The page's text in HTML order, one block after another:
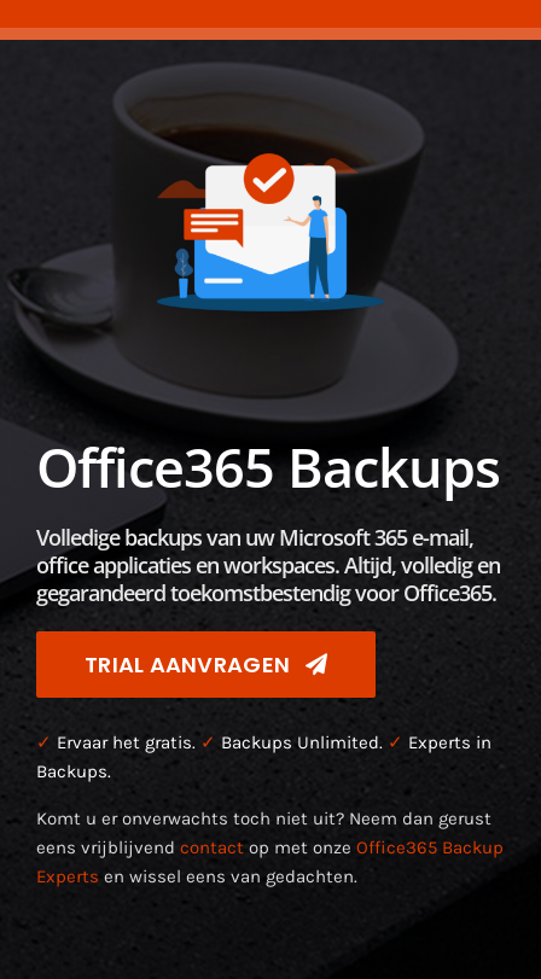
Office365 Backups
Volledige backups van uw Microsoft 365 e-mail,
office applicaties en workspaces. Altijd, volledig en
gegarandeerd toekomstbestendig voor Office365.
TRIAL AANVRAGEN
✓ Ervaar het gratis. ✓ Backups Unlimited. ✓ Experts in
Backups.
Komt u er onverwachts toch niet uit? Neem dan gerust
eens vrijblijvend contactop met onze Office365 Backup
Experts en wissel eens van gedachten.